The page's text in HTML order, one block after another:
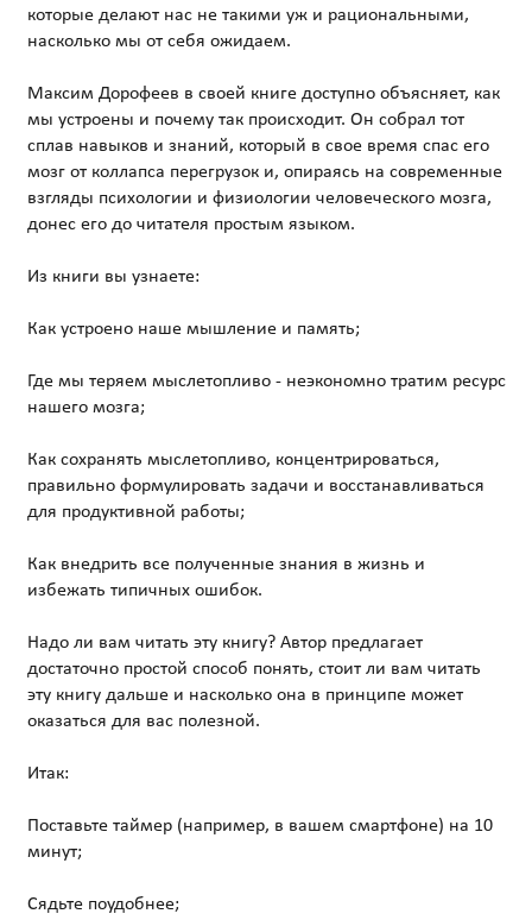
которые делают нас не такими уж и рациональными,
насколько мы от себя ожидаем.
Максим Дорофеев в своей книге доступно объясняет, как
мы устроены и почему так происходит. Он собрал тот
сплав навыков и знаний, который в свое время спас его
мозг от коллапса перегрузок и, опираясь на современные
взгляды психологии и физиологии человеческого мозга,
донес его до читателя простым языком.
Из книги вы узнаете:
Как устроено наше мышление и память;
Где мы теряем мыслетопливо - неэкономно тратим ресурс
нашего мозга;
Как сохранять мыслетопливо, концентрироваться,
правильно формулировать задачи и восстанавливаться
для продуктивной работы;
Как внедрить все полученные знания в жизнь и
избежать типичных ошибок.
Надо ли вам читать эту книгу? Автор предлагает
достаточно простой способ понять, стоит ли вам читать
эту книгу дальше и насколько она в принципе может
оказаться для вас полезной.
Итак:
Поставьте таймер (например, в вашем смартфоне) на 10
минут;
Сядьте поудобнее;